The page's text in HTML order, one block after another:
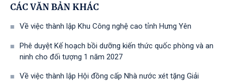
CÁC VĂN BẢN KHÁC
Về việc thành lập Khu Công nghệ cao tỉnh Hưng Yên
Phê duyệt Kế hoạch bồi dưỡng kiến thức quốc phòng và an
ninh cho đối tượng 1 năm 2027
Về việc thành lập Hội đồng cấp Nhà nước xét tặng Giải